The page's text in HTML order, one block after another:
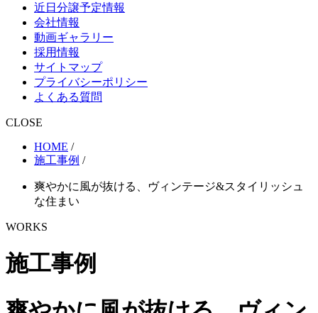
近日分譲予定情報
会社情報
動画ギャラリー
採用情報
サイトマップ
プライバシーポリシー
よくある質問
CLOSE
HOME /
施工事例 /
爽やかに風が抜ける、ヴィンテージ&スタイリッシュ
な住まい
WORKS
施工事例